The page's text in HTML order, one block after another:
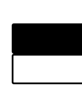
04/08/2025